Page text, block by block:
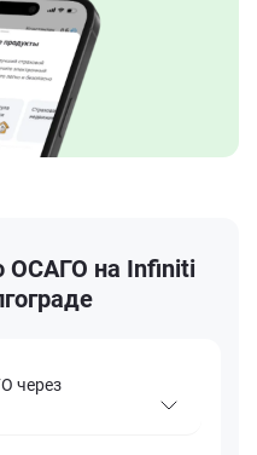
ОСАГО на Infiniti
через